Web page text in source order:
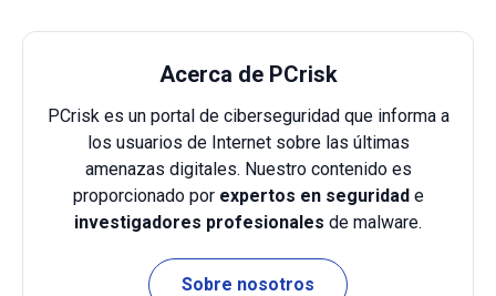
Acerca de PCrisk
PCrisk es un portal de ciberseguridad que informa a
los usuarios de Internet sobre las últimas
amenazas digitales. Nuestro contenido es
proporcionado por expertos en seguridade
investigadores profesionales de malware.
Sobre nosotros